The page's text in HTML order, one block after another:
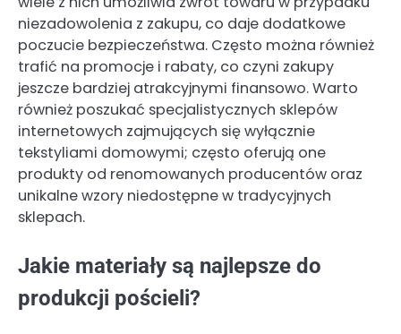
niezadowolenia z zakupu, co daje dodatkowe
poczucie bezpieczeństwa. Często można również
trafić na promocje i rabaty, co czyni zakupy
jeszcze bardziej atrakcyjnymi finansowo. Warto
również poszukać specjalistycznych sklepów
internetowych zajmujących się wyłącznie
tekstyliami domowymi; często oferują one
produkty od renomowanych producentów oraz
unikalne wzory niedostępne w tradycyjnych
sklepach.
Jakie materiały są najlepsze do
produkcji pościeli?